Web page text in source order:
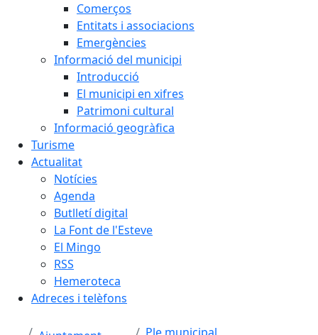
Comerços
Entitats i associacions
Emergències
Informació del municipi
Introducció
El municipi en xifres
Patrimoni cultural
Informació geogràfica
Turisme
Actualitat
Notícies
Agenda
Butlletí digital
La Font de l'Esteve
El Mingo
RSS
Hemeroteca
Adreces i telèfons